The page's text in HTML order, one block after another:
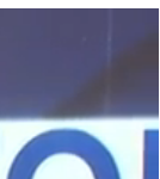
secara penuh
100% sudah
karyawan swasta